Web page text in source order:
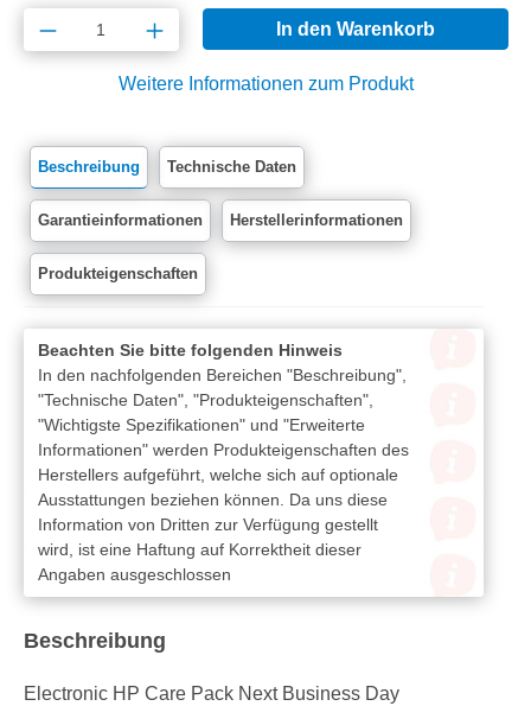
Produkt Anzahl: Gib den gewünschten
In den Warenkorb
Weitere Informationen zum Produkt
Beschreibung Technische Daten
Garantieinformationen Herstellerinformationen
Produkteigenschaften
Beachten Sie bitte folgenden Hinweis
In den nachfolgenden Bereichen "Beschreibung",
"Technische Daten", "Produkteigenschaften",
"Wichtigste Spezifikationen" und "Erweiterte
Informationen" werden Produkteigenschaften des
Herstellers aufgeführt, welche sich auf optionale
Ausstattungen beziehen können. Da uns diese
Information von Dritten zur Verfügung gestellt
wird, ist eine Haftung auf Korrektheit dieser
Angaben ausgeschlossen
Beschreibung
Electronic HP Care Pack Next Business Day